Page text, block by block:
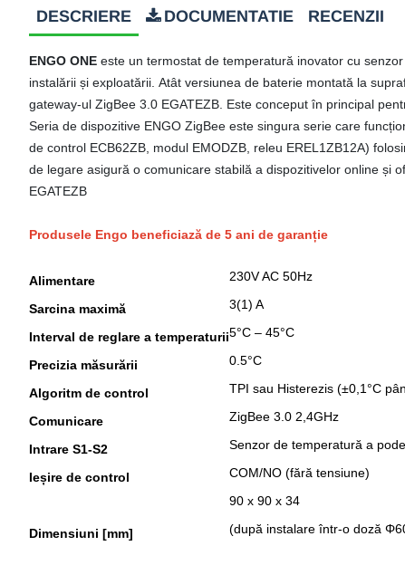
DESCRIERE DOCUMENTATIE RECENZII
ENGO ONE este un termostat de temperatură inovator cu
instalării și exploatării. Atât versiunea de baterie montată la
gateway-ul ZigBee 3.0 EGATEZB. Este conceput în principal
Seria de dispozitive ENGO ZigBee este singura serie care
de control ECB62ZB, modul EMODZB, releu EREL1ZB12A)
de legare asigură o comunicare stabilă a dispozitivelor online și
EGATEZB
Produsele Engo beneficiază de 5 ani de garanție
Alimentare 230V AC 50Hz
Sarcina maximă 3(1) A
Interval de reglare a temperaturii5°C – 45°C
Precizia măsurării 0.5°C
Algoritm de control TPI sau Histerezis (±0,1°C
Comunicare ZigBee 3.0 2,4GHz
Intrare S1-S2 Senzor de temperatură a
Ieșire de control COM/NO (fără tensiune)
Dimensiuni [mm]
90 x 90 x 34
(după instalare într-o doză